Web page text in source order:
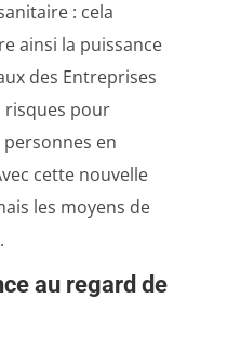
: cela
ainsi la puissance
des Entreprises
risques pour
personnes en
cette nouvelle
les moyens de
au regard de